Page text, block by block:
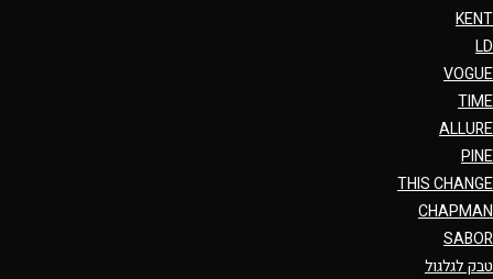
KENT
LD
VOGUE
TIME
ALLURE
PINE
THIS CHANGE
CHAPMAN
SABOR
טבק לגלגול